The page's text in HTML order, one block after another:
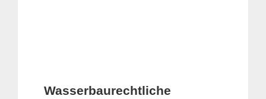
Wasserbaurechtliche